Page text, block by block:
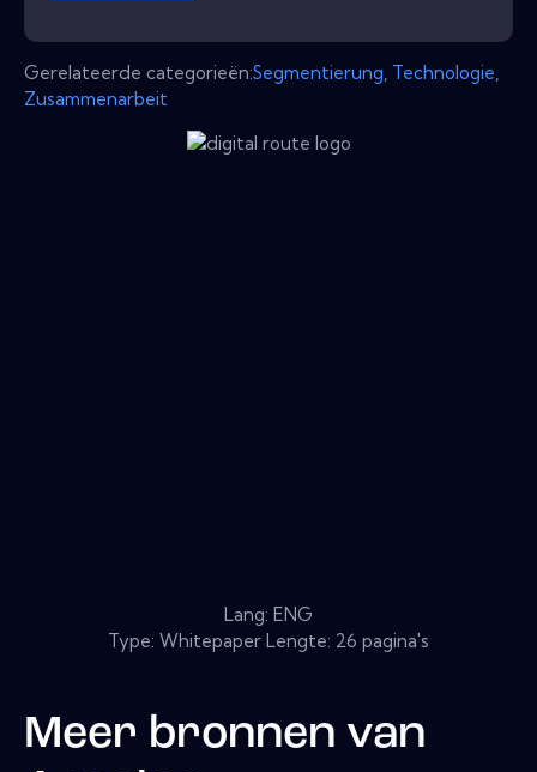
Gerelateerde categorieën:Segmentierung Technologie
Zusammenarbeit
Lang: ENG
Type: Whitepaper Lengte: 26 pagina's
Meer bronnen van